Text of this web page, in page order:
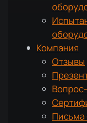
Компания
Отзывы
Письма